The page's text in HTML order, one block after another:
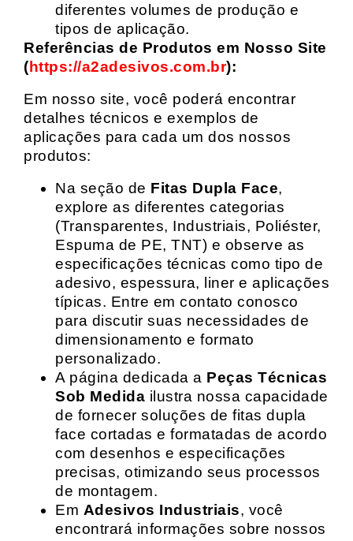
diferentes volumes de produção e
tipos de aplicação.
Referências de Produtos em Nosso Site
(https://a2adesivos.com.br):
Em nosso site, você poderá encontrar
detalhes técnicos e exemplos de
aplicações para cada um dos nossos
produtos:
Na seção de Fitas Dupla Face,
explore as diferentes categorias
(Transparentes, Industriais, Poliéster,
Espuma de PE, TNT) e observe as
especificações técnicas como tipo de
adesivo, espessura, liner e aplicações
típicas. Entre em contato conosco
para discutir suas necessidades de
dimensionamento e formato
personalizado.
A página dedicada a Peças Técnicas
Sob Medida ilustra nossa capacidade
de fornecer soluções de fitas dupla
face cortadas e formatadas de acordo
com desenhos e especificações
precisas, otimizando seus processos
de montagem.
Em Adesivos Industriais, você
encontrará informações sobre nossos